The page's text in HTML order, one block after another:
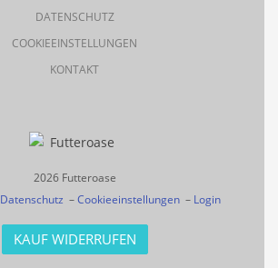
DATENSCHUTZ
COOKIEEINSTELLUNGEN
KONTAKT
2026 Futteroase
Datenschutz –Cookieeinstellungen– Login
KAUF WIDERRUFEN